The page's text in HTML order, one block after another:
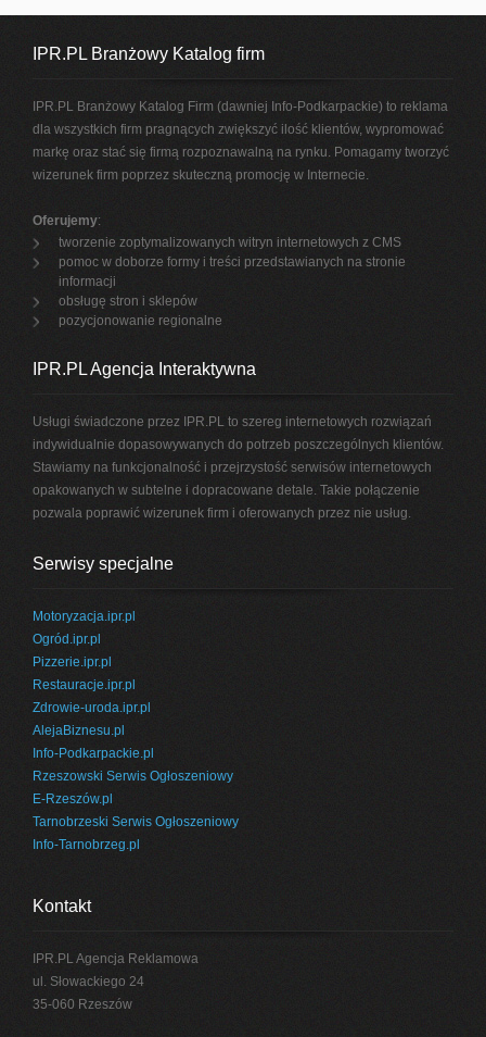
IPR.PL Branżowy Katalog firm
IPR.PL Branżowy Katalog Firm (dawniej Info-Podkarpackie) to reklama
dla wszystkich firm pragnących zwiększyć ilość klientów, wypromować
markę oraz stać się firmą rozpoznawalną na rynku. Pomagamy tworzyć
wizerunek firm poprzez skuteczną promocję w Internecie.
Oferujemy:
tworzenie zoptymalizowanych witryn internetowych z CMS
pomoc w doborze formy i treści przedstawianych na stronie
informacji
obsługę stron i sklepów
pozycjonowanie regionalne
IPR.PL Agencja Interaktywna
Usługi świadczone przez IPR.PL to szereg internetowych rozwiązań
indywidualnie dopasowywanych do potrzeb poszczególnych klientów.
Stawiamy na funkcjonalność i przejrzystość serwisów internetowych
opakowanych w subtelne i dopracowane detale. Takie połączenie
pozwala poprawić wizerunek firm i oferowanych przez nie usług.
Serwisy specjalne
Motoryzacja.ipr.pl
Ogród.ipr.pl
Pizzerie.ipr.pl
Restauracje.ipr.pl
Zdrowie-uroda.ipr.pl
AlejaBiznesu.pl
Info-Podkarpackie.pl
Rzeszowski Serwis Ogłoszeniowy
E-Rzeszów.pl
Tarnobrzeski Serwis Ogłoszeniowy
Info-Tarnobrzeg.pl
Kontakt
IPR.PL Agencja Reklamowa
ul. Słowackiego 24
35-060 Rzeszów